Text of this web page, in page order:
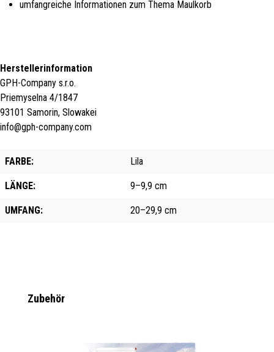
umfangreiche Informationen zum Thema Maulkorb
Herstellerinformation
GPH-Company s.r.o.
Priemyselna 4/1847
93101 Samorin, Slowakei
info@gph-company.com
FARBE: Lila
LÄNGE: 9–9,9 cm
UMFANG: 20–29,9 cm
Produktgalerie überspringen
Zubehör